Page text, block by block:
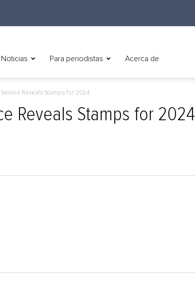
Para periodistas Acerca de
Service Reveals Stamps for 2024
Reveals Stamps for 2024